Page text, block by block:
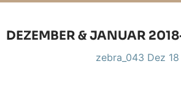
DEZEMBER & JANUAR
zebra_043 Dez 18